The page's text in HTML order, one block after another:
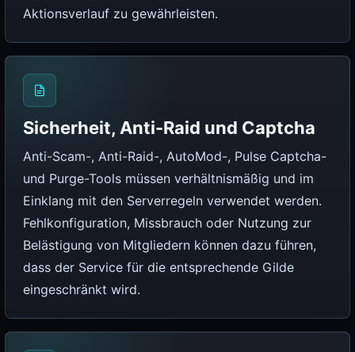
Aktionsverlauf zu gewährleisten.
Sicherheit, Anti-Raid und Captcha
Anti-Scam-, Anti-Raid-, AutoMod-, Pulse Captcha-
und Purge-Tools müssen verhältnismäßig und im
Einklang mit den Serverregeln verwendet werden.
Fehlkonfiguration, Missbrauch oder Nutzung zur
Belästigung von Mitgliedern können dazu führen,
dass der Service für die entsprechende Gilde
eingeschränkt wird.